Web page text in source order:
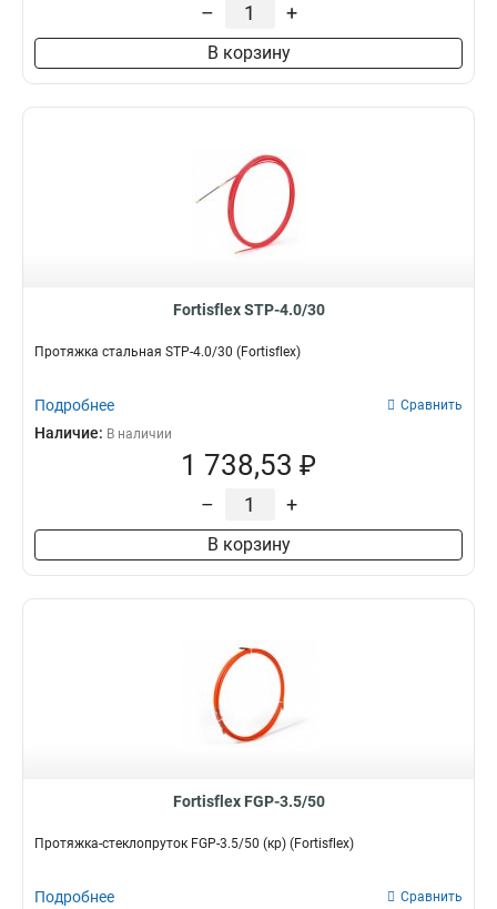
– +
В корзину
Fortisflex STP-4.0/30
Протяжка стальная STP-4.0/30 (Fortisflex)
Подробнее Сравнить
Наличие: В наличии
1 738,53 ₽
– +
В корзину
Fortisflex FGP-3.5/50
Протяжка-стеклопруток FGP-3.5/50 (кр) (Fortisflex)
Подробнее Сравнить